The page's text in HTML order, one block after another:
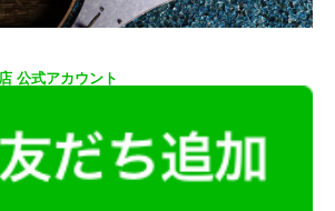
公式アカウント